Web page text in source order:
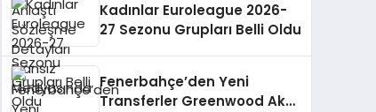
Kadınlar Euroleague 2026-
27 Sezonu Grupları Belli Oldu
Fenerbahçe’den Yeni
Transferler Greenwood Ake